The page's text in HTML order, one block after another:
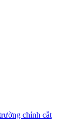
chính cắt